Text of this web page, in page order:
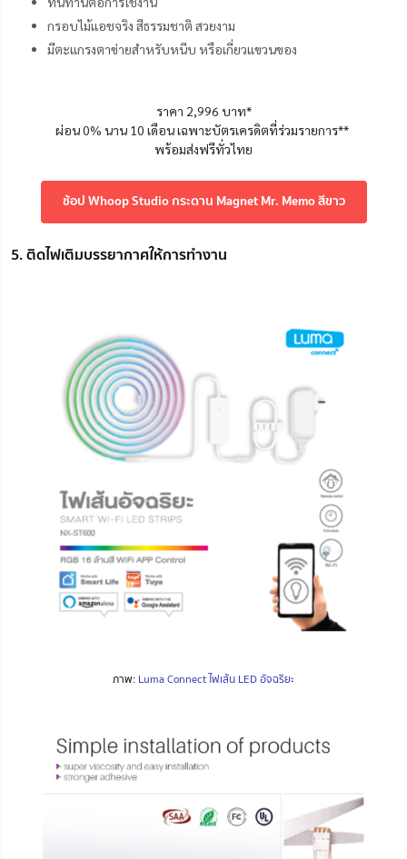
กรอบไม้แอชจริง สีธรรมชาติ สวยงาม
มีตะแกรงตาข่ายสำหรับหนีบ หรือเกี่ยวแขวนของ
ราคา 2,996 บาท*
ผ่อน 0% นาน 10 เดือน เฉพาะบัตรเครดิตที่ร่วมรายการ**
พร้อมส่งฟรีทั่วไทย
ช้อป Whoop Studio กระดาน Magnet Mr. Memo สีขาว
5. ติดไฟเติมบรรยากาศให้การทำงาน
ภาพ: Luma Connect ไฟเส้น LED อัจฉริยะ